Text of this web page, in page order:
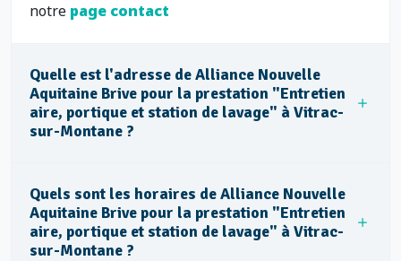
notre page contact
Quelle est l'adresse de Alliance Nouvelle
Aquitaine Brive pour la prestation "Entretien
aire, portique et station de lavage" à Vitrac-
sur-Montane ?
Quels sont les horaires de Alliance Nouvelle
Aquitaine Brive pour la prestation "Entretien
aire, portique et station de lavage" à Vitrac-
sur-Montane ?